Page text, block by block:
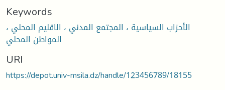
Keywords
الأحزاب السياسية ، المجتمع المدني ، الاقليم المحلي ،
المواطن المحلي
URI
https://depot.univ-msila.dz/handle/123456789/18155